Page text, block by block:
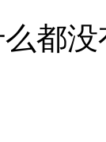
都没